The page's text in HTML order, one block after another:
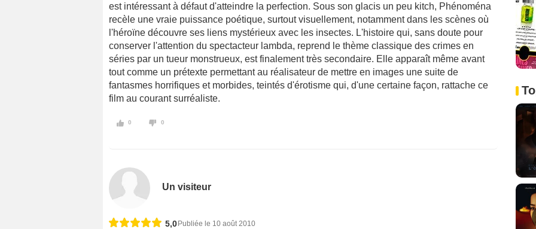
est intéressant à défaut d'atteindre la perfection. Sous son glacis un peu kitch, Phénoména
recèle une vraie puissance poétique, surtout visuellement, notamment dans les scènes où
l'héroïne découvre ses liens mystérieux avec les insectes. L'histoire qui, sans doute pour
conserver l'attention du spectacteur lambda, reprend le thème classique des crimes en
séries par un tueur monstrueux, est finalement très secondaire. Elle apparaît même avant
tout comme un prétexte permettant au réalisateur de mettre en images une suite de
fantasmes horrifiques et morbides, teintés d'érotisme qui, d'une certaine façon, rattache ce
film au courant surréaliste.
0 0
Un visiteur
5,0Publiée le 10 août 2010